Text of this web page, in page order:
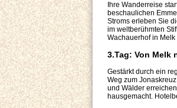
Ihre Wanderreise
beschaulichen
Stroms erleben Sie
im weltberühmten
Wachauerhof in Melk
3.Tag: Von Melk
Gestärkt durch ein
Weg zum
und Wälder
hausgemacht.